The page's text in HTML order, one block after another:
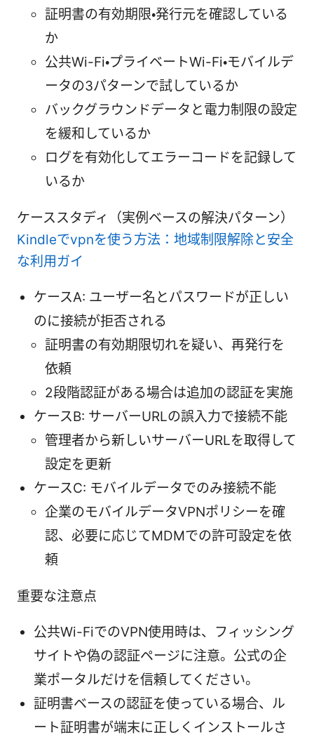
証明書の有効期限・発行元を確認している
か
公共Wi-Fi・プライベートWi-Fi・モバイルデ
ータの3パターンで試しているか
バックグラウンドデータと電力制限の設定
を緩和しているか
ログを有効化してエラーコードを記録して
いるか
ケーススタディ（実例ベースの解決パターン）
Kindleでvpnを使う方法：地域制限解除と安全
な利用ガイ
ケースA: ユーザー名とパスワードが正しい
のに接続が拒否される
証明書の有効期限切れを疑い、再発行を
依頼
2段階認証がある場合は追加の認証を実施
ケースB: サーバーURLの誤入力で接続不能
管理者から新しいサーバーURLを取得して
設定を更新
ケースC: モバイルデータでのみ接続不能
企業のモバイルデータVPNポリシーを確
認、必要に応じてMDMでの許可設定を依
頼
重要な注意点
公共Wi-FiでのVPN使用時は、フィッシング
サイトや偽の認証ページに注意。公式の企
業ポータルだけを信頼してください。
証明書ベースの認証を使っている場合、ル
ート証明書が端末に正しくインストールさ